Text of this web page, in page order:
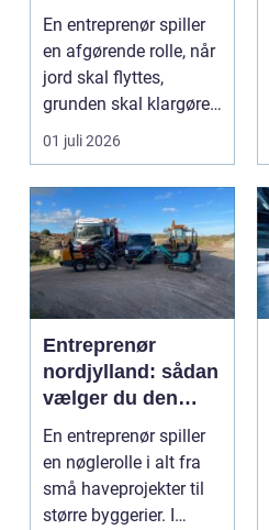
projekt
En entreprenør spiller
en afgørende rolle, når
jord skal flyttes,
grunden skal klargøres,
eller der ...
01 juli 2026
Entreprenør
nordjylland: sådan
vælger du den
rette
samarbejdspartner
til dit byggeri
En entreprenør spiller
en nøglerolle i alt fra
små haveprojekter til
større byggerier. I